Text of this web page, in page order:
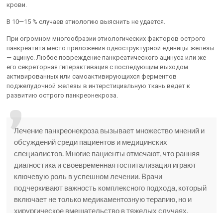
крови.
В 10—15 % случаев этиологию выяснить не удается.
При огромном многообразии этиологических факторов острого
панкреатита место приложения одноструктурной единицы железы
— ацинус. Любое повреждение панкреатического ацинуса или же
его секреторная гиперактивация с последующим выходом
активированных или самоактивирующихся ферментов
поджелудочной железы в интерстициальную ткань ведет к
развитию острого панкреонекроза.
Лечение панкреонекроза вызывает множество мнений и
обсуждений среди пациентов и медицинских
специалистов. Многие пациенты отмечают, что ранняя
диагностика и своевременная госпитализация играют
ключевую роль в успешном лечении. Врачи
подчеркивают важность комплексного подхода, который
включает не только медикаментозную терапию, но и
хирургическое вмешательство в тяжелых случаях.